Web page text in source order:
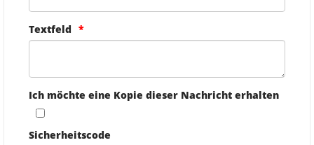
Textfeld
Ich möchte eine Kopie dieser Nachricht erhalten
Sicherheitscode